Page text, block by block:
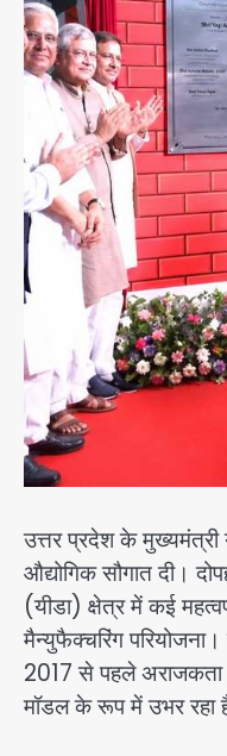
उत्तर प्रदेश के मुख्यमंत्री
औद्योगिक सौगात दी।
(यीडा) क्षेत्र में कई
मैन्युफैक्चरिंग
2017 से पहले अराजकता
मॉडल के रूप में उभर रहा